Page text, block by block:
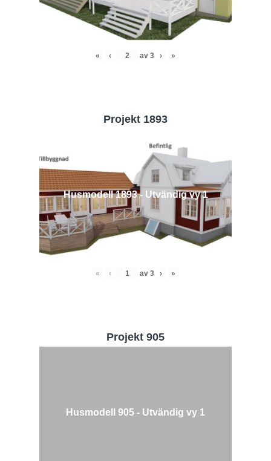
« ‹ av 3 › »
Projekt 1893
Husmodell 1893 - Utvändig vy 1
« ‹ av 3 › »
Projekt 905
Husmodell 905 - Utvändig vy 1